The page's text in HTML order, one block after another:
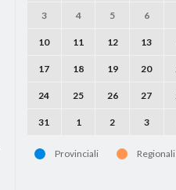
3 4 5 6
10 11 12 13
17 18 19 20
24 25 26 27
31 1 2 3
Provinciali Regionali